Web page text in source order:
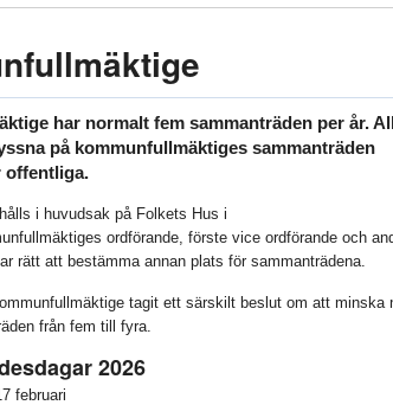
har normalt fem sammanträden per år.
på kommunfullmäktiges sammanträden
offentliga.
i huvudsak på Folkets Hus i
ordförande, förste vice ordförande och
rätt att bestämma annan plats för sammanträdena.
tagit ett särskilt beslut om att minska
från fem till fyra.
2026
februari